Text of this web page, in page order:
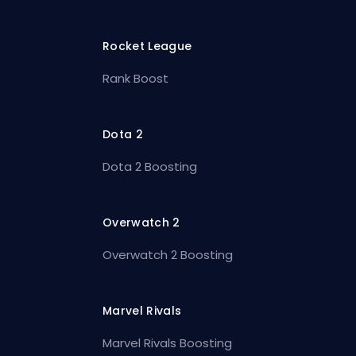
Rocket League
Rank Boost
Dota 2
Dota 2 Boosting
Overwatch 2
Overwatch 2 Boosting
Marvel Rivals
Marvel Rivals Boosting